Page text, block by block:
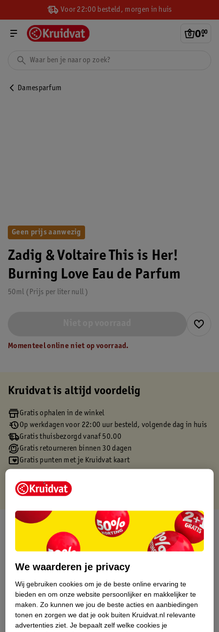
Voor 22:00 besteld, morgen in huis
0.
00
Damesparfum
Zadig & Voltaire This is Her!
Burning Love Eau de Parfum
50ml null
Prijs per liter
Geen prijs aanwezig
Momenteel online niet op voorraad.
Kruidvat is altijd voordelig
Gratis ophalen in de winkel
Op werkdagen voor 22:00 uur besteld, volgende dag in huis
Gratis thuisbezorgd vanaf 50.00
Gratis retourneren binnen 30 dagen
Gratis punten met je Kruidvat kaart
Over dit product
Productinformatie
Nature Impact Score
Dit product heeft (nog) geen Nature
We waarderen je privacy
Wij gebruiken cookies om je de beste online ervaring te
bieden en om onze website persoonlijker en makkelijker te
maken. Zo kunnen we jou de beste acties en aanbiedingen
tonen en zorgen we dat je ook buiten Kruidvat.nl relevante
advertenties ziet. Je bepaalt zelf welke cookies je